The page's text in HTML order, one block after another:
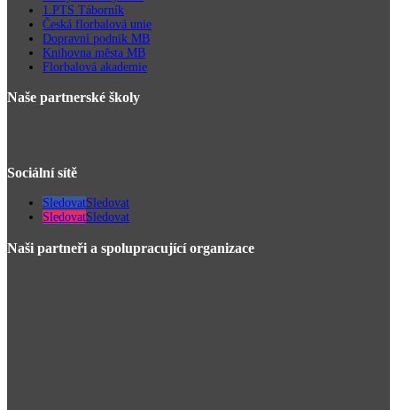
1.PTS Táborník
Česká florbalová unie
Dopravní podnik MB
Knihovna města MB
Florbalová akademie
Naše partnerské školy
Sociální sítě
SledovatSledovat
SledovatSledovat
Naši partneři a spolupracující organizace